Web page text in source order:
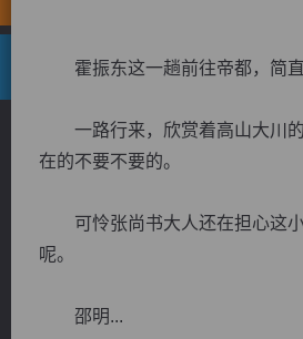
霍振东这一趟前往帝都，简
一路行来，欣赏着高山大川的
在的不要不要的。
可怜张尚书大人还在担心这小
呢。
邵明...